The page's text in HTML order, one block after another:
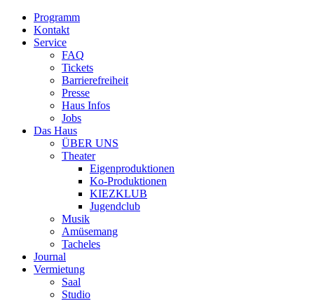
Programm
Kontakt
Service
FAQ
Tickets
Barrierefreiheit
Presse
Haus Infos
Jobs
Das Haus
ÜBER UNS
Theater
Eigenproduktionen
Ko-Produktionen
KIEZKLUB
Jugendclub
Musik
Amüsemang
Tacheles
Journal
Vermietung
Saal
Studio